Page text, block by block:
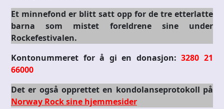
Et minnefond er blitt satt opp for de tre etterlatte
barna som mistet foreldrene sine under
Rockefestivalen.
Kontonummeret for å gi en donasjon:3280 21
66000
Det er også opprettet en kondolanseprotokoll på
Norway Rock sine hjemmesider